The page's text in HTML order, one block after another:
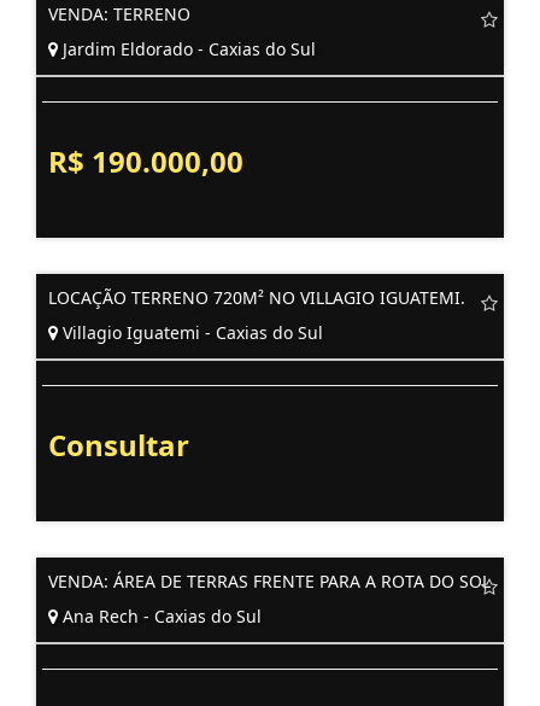
VENDA: TERRENO
Jardim Eldorado - Caxias do Sul
R$ 190.000,00
LOCAÇÃO TERRENO 720M² NO VILLAGIO IGUATEMI.
Villagio Iguatemi - Caxias do Sul
Consultar
VENDA: ÁREA DE TERRAS FRENTE PARA A ROTA DO SOL
Ana Rech - Caxias do Sul